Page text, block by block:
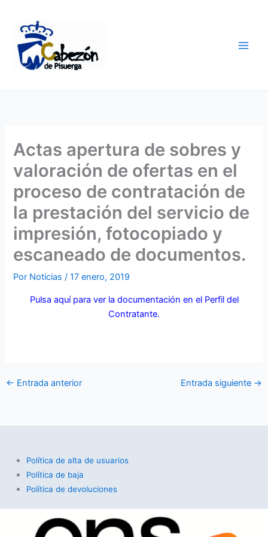
contenido
Actas apertura de sobres y
valoración de ofertas en el
proceso de contratación de
la prestación del servicio de
impresión, fotocopiado y
escaneado de documentos.
Por Noticias/17 enero, 2019
Pulsa aquí para ver la documentación en el Perfil del
Contratante.
← Entrada anterior Entrada siguiente →
Política de alta de usuarios
Política de baja
Política de devoluciones